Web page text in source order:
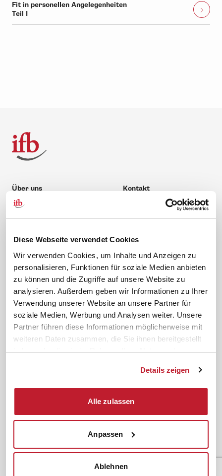
Diese Webseite verwendet Cookies
Wir verwenden Cookies, um Inhalte und Anzeigen zu
personalisieren, Funktionen für soziale Medien anbieten
zu können und die Zugriffe auf unsere Website zu
analysieren. Außerdem geben wir Informationen zu Ihrer
Verwendung unserer Website an unsere Partner für
soziale Medien, Werbung und Analysen weiter. Unsere
Partner führen diese Informationen möglicherweise mit
weiteren Daten zusammen, die Sie ihnen bereitgestellt
haben oder die sie im Rahmen Ihrer Nutzung der
Details zeigen
Alle zulassen
Anpassen
Ablehnen
Fit in personellen Angelegenheiten
Teil I
Über uns
Unternehmen
Leitbild
Kontakt
0 88 41 / 61 12 – 20
Schulungsberatung
Inhouseberatung
Service
Newsletter
ifb-medien
Bahn Sondertarif
meinifb
Themen
Betriebsrat gründen
BEM
Rhetorik
BR-Wahl
SBV-Wahl
News. Wissen. Themen.
Lexikon
Folgen Sie uns
Sicherheit durch geprüfte
Qualität!